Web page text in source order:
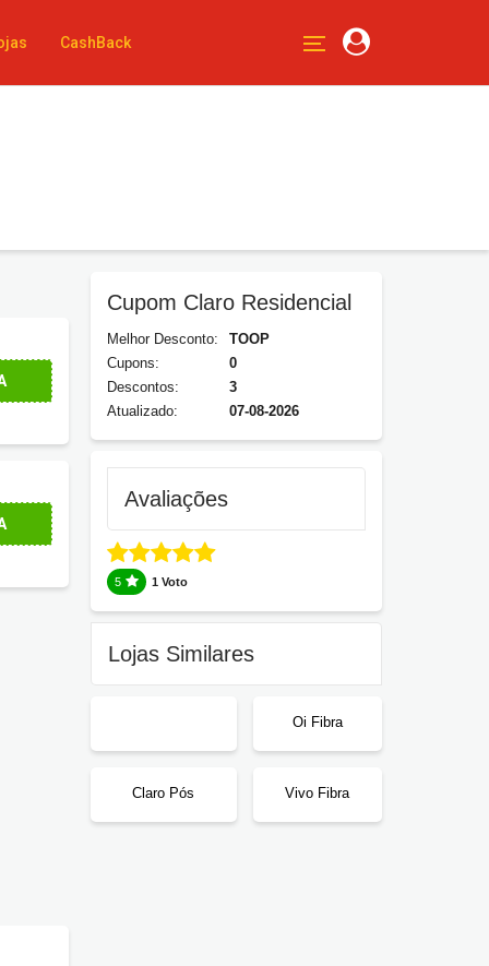
CashBack
R$119,99/mês. Aproveite!
por apenas R$134,89/mês.
Cupom Claro Residencial
Melhor Desconto:
TOOP
Cupons:
0
Descontos:
3
Atualizado:
07-08-2026
Avaliações
5 1 Voto
Lojas Similares
Oi Fibra
Claro Pós Vivo Fibra